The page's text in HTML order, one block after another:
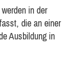
in der
die an einer
Ausbildung in